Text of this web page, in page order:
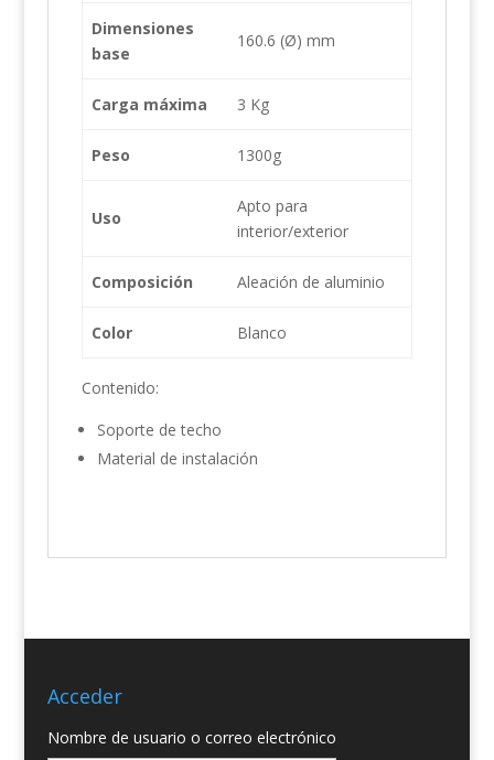
Dimensiones
base
160.6 (Ø) mm
Carga máxima 3 Kg
Peso 1300g
Uso
Apto para
interior/exterior
Composición Aleación de aluminio
Color Blanco
Contenido:
Soporte de techo
Material de instalación
Acceder
Nombre de usuario o correo electrónico